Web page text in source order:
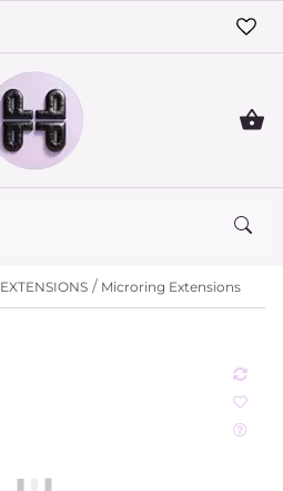
EXTENSIONS Microring Extensions